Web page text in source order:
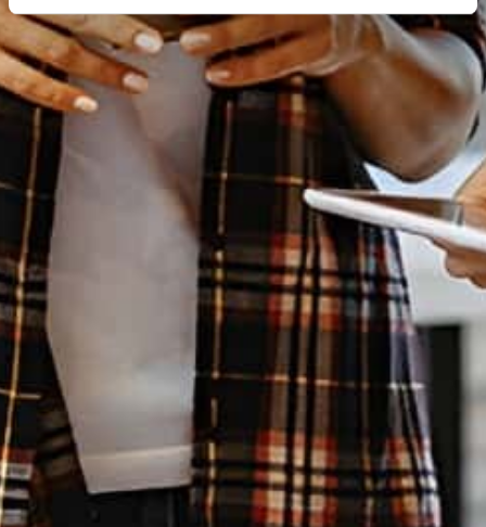
partageons également des informations sur l'utilisation de
notre site avec nos partenaires de médias sociaux, de
publicité et d'analyse, qui peuvent combiner celles-ci
avec d'autres informations que vous leur avez fournies
ou qu'ils ont collectées lors de votre utilisation de leurs